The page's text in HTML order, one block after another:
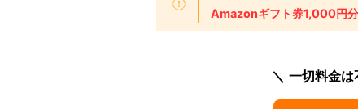
Amazonギフト券1,000円分
一切料金は